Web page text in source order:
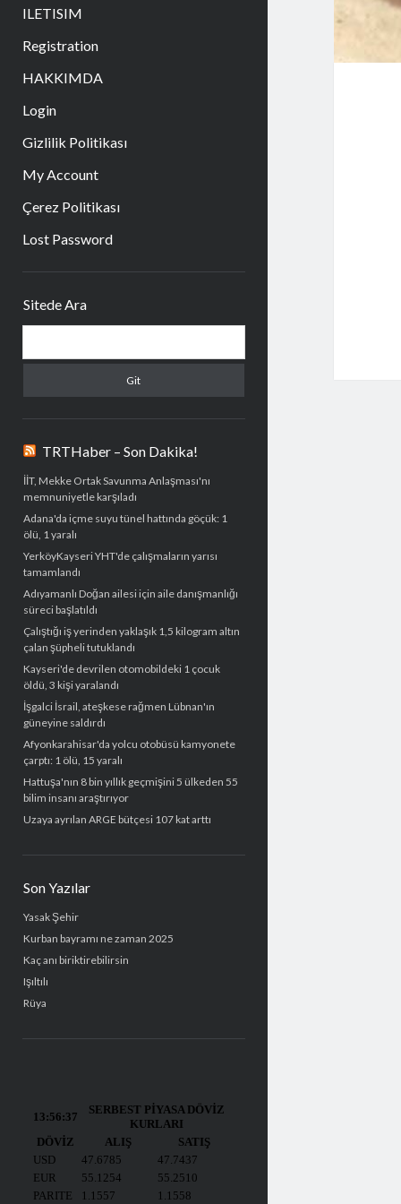
ILETISIM
Registration
HAKKIMDA
Login
Gizlilik Politikası
My Account
Çerez Politikası
Lost Password
Menü
Sitede Ara
TRTHaber – Son Dakika!
İİT, Mekke Ortak Savunma Anlaşması'nı
memnuniyetle karşıladı
Adana'da içme suyu tünel hattında göçük: 1
ölü, 1 yaralı
YerköyKayseri YHT'de çalışmaların yarısı
tamamlandı
Adıyamanlı Doğan ailesi için aile danışmanlığı
süreci başlatıldı
Çalıştığı iş yerinden yaklaşık 1,5 kilogram altın
çalan şüpheli tutuklandı
Kayseri'de devrilen otomobildeki 1 çocuk
öldü, 3 kişi yaralandı
İşgalci İsrail, ateşkese rağmen Lübnan'ın
güneyine saldırdı
Afyonkarahisar'da yolcu otobüsü kamyonete
çarptı: 1 ölü, 15 yaralı
Hattuşa'nın 8 bin yıllık geçmişini 5 ülkeden 55
bilim insanı araştırıyor
Uzaya ayrılan ARGE bütçesi 107 kat arttı
Son Yazılar
Yasak Şehir
Kurban bayramı ne zaman 2025
Kaç anı biriktirebilirsin
Işıltılı
Rüya